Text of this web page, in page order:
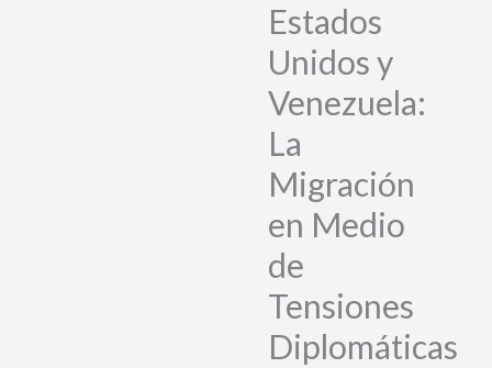
Estados
Unidos y
Venezuela:
La
Migración
en Medio
de
Tensiones
Diplomáticas